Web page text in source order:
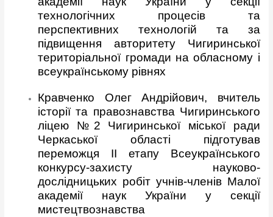
технологічних процесів та
перспективних технологій та за
підвищення авторитету Чигиринської
територіальної громади на обласному і
всеукраїнському рівнях
Кравченко Олег Андрійович, вчитель
історії та правознавства Чигиринського
ліцею №2 Чигиринської міської ради
Черкаської області підготував
переможця ІІ етапу Всеукраїнського
конкурсу-захисту науково-
дослідницьких робіт учнів-членів Малої
академії наук України у секції
мистецтвознавства